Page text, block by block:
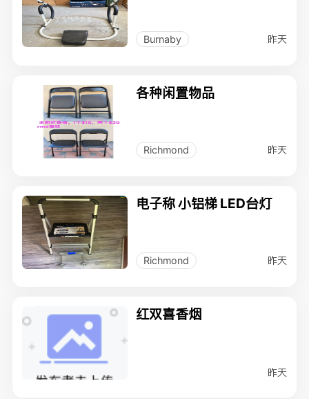
Burnaby 昨天
各种闲置物品
Richmond 昨天
电子称 小铝梯 LED台灯
Richmond 昨天
红双喜香烟
昨天